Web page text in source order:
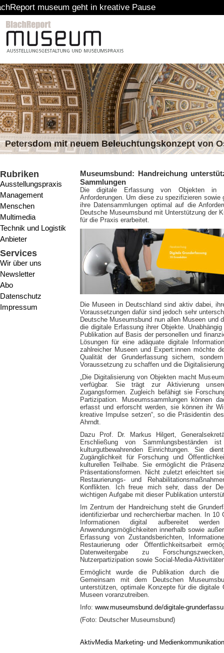
geht in kreative Pause
Petersdom mit neuem Beleuchtungskonzept von
Rubriken
Ausstellungspraxis
Management
Menschen
Multimedia
Technik und Logistik
Anbieter
Services
Wir über uns
Newsletter
Abo
Datenschutz
Impressum
Museumsbund: Handreichung
Sammlungen
Die digitale Erfassung von Objekten in
Anforderungen. Um diese zu spezifizieren
ihre Datensammlungen optimal auf die
Deutsche Museumsbund mit Unterstützung der
für die Praxis erarbeitet.
Die Museen in Deutschland sind aktiv dabei,
Voraussetzungen dafür sind jedoch sehr
Deutsche Museumsbund nun allen Museen und
die digitale Erfassung ihrer Objekte.
Publikation auf Basis der personellen und
Lösungen für eine adäquate digitale
zahlreicher Museen und Expert:innen möchte
Qualität der Grunderfassung sichern,
Voraussetzung zu schaffen und die
„Die Digitalisierung von Objekten macht
verfügbar. Sie trägt zur Aktivierung
Zugangsformen. Zugleich befähigt sie
Partizipation. Museumssammlungen können
erfasst und erforscht werden, sie können ihr
kreative Impulse setzen“, so die Präsidentin
Ahrndt.
Dazu Prof. Dr. Markus Hilgert,
Erschließung von Sammlungsbeständen
kulturgutbewahrenden Einrichtungen. Sie
Zugänglichkeit für Forschung und
kulturellen Teilhabe. Sie ermöglicht die
Präsentationsformen. Nicht zuletzt erleichtert
Restaurierungs- und
Konflikten. Ich freue mich sehr, dass der
wichtigen Aufgabe mit dieser Publikation
Im Zentrum der Handreichung steht die
identifizierbar und recherchierbar machen. In
Informationen digital aufbereitet
Anwendungsmöglichkeiten innerhalb sowie
Erfassung von Zustandsberichten,
Restaurierung oder Öffentlichkeitsarbeit
Datenweitergabe zu
Nutzerpartizipation sowie Social-Media-
Ermöglicht wurde die Publikation durch die
Gemeinsam mit dem Deutschen
unterstützen, optimale Konzepte für die
Museen voranzutreiben.
Info: www.museumsbund.de/digitale-
(Foto: Deutscher Museumsbund)
AktivMedia Marketing- und